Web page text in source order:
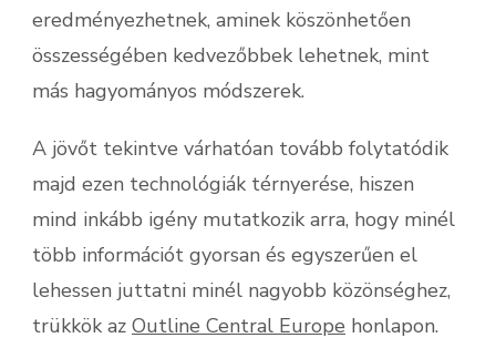
eredményezhetnek, aminek köszönhetően
összességében kedvezőbbek lehetnek, mint
más hagyományos módszerek.
A jövőt tekintve várhatóan tovább folytatódik
majd ezen technológiák térnyerése, hiszen
mind inkább igény mutatkozik arra, hogy minél
több információt gyorsan és egyszerűen el
lehessen juttatni minél nagyobb közönséghez,
trükkök az Outline Central Europe honlapon.